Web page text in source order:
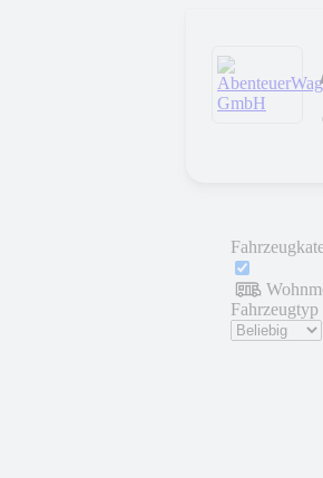
Fahrzeugtyp